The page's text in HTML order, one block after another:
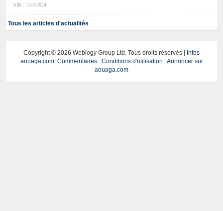
AIB - 12/4/2024
Tous les articles d'actualités
Copyright © 2026 Weblogy Group Ltd. Tous droits réservés | Infos
aouaga.com. Commentaires. Conditions d'utilisation
Annoncer sur
aouaga.com